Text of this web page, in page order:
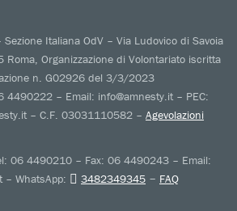
Italiana OdV – Via Ludovico di Savoia
Organizzazione di Volontariato iscritta
n. G02926 del 3/3/2023
– Email: info@amnesty.it – PEC:
– C.F. 03031110582 – Agevolazioni
06 4490210 – Fax: 06 4490243 – Email:
– WhatsApp:
3482349345 – FAQ